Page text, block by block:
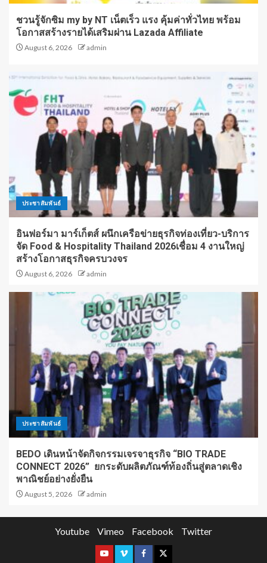
ชวนรู้จักซิม my by NT เน็ตเร็ว แรง คุ้มค่าทั่วไทย พร้อม
โอกาสสร้างรายได้เสริมผ่าน Lazada Affiliate
August 6, 2026 admin
ประชาสัมพันธ์
อินฟอร์มา มาร์เก็ตส์ ผนึกเครือข่ายธุรกิจท่องเที่ยว-บริการ
จัด Food & Hospitality Thailand 2026เชื่อม 4 งานใหญ่
สร้างโอกาสธุรกิจครบวงจร
August 6, 2026 admin
ประชาสัมพันธ์
BEDO เดินหน้าจัดกิจกรรมเจรจาธุรกิจ “BIO TRADE
CONNECT 2026” ยกระดับผลิตภัณฑ์ท้องถิ่นสู่ตลาดเชิง
พาณิชย์อย่างยั่งยืน
August 5, 2026 admin
Youtube Vimeo Facebook Twitter